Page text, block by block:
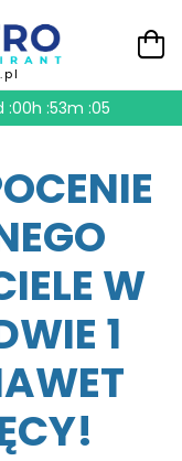
:00h :53m :04
W
1